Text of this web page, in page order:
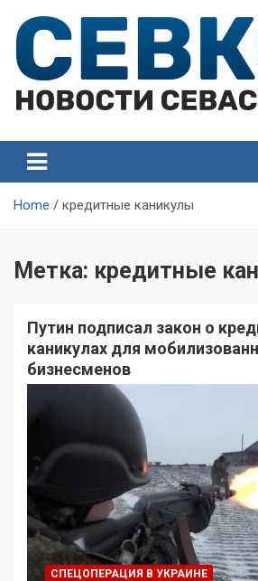
content
Севастополя
Севастополя
Home кредитные каникулы
Метка: кредитные
Путин подписал закон о
каникулах для
бизнесменов
СПЕЦОПЕРАЦИЯ В УКРАИНЕ